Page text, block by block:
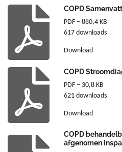
COPD
PDF – 880,4 KB
617 downloads
Download
COPD
PDF – 30,8 KB
621 downloads
Download
COPD
afgenomen